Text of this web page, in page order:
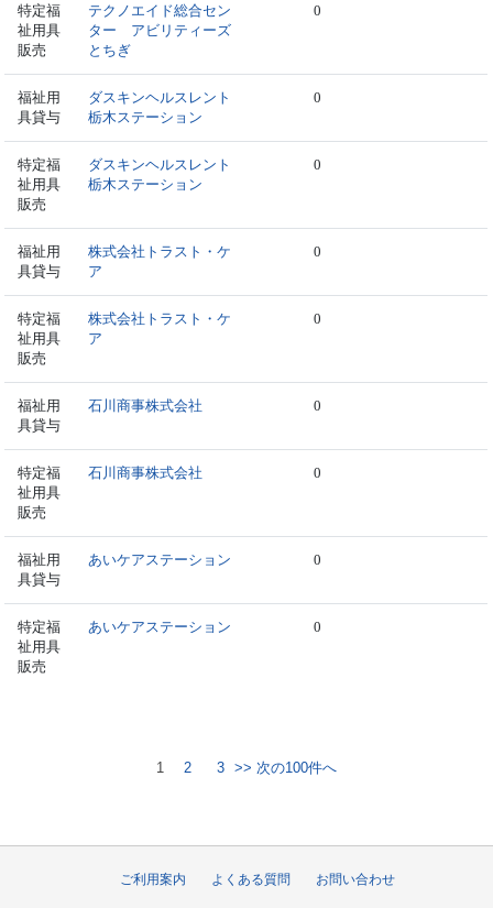
特定福
祉用具
販売
テクノエイド総合セン
ター アビリティーズ
とちぎ
0
福祉用
具貸与
ダスキンヘルスレント
栃木ステーション
0
特定福
祉用具
販売
ダスキンヘルスレント
栃木ステーション
0
福祉用
具貸与
株式会社トラスト・ケ
ア
0
特定福
祉用具
販売
株式会社トラスト・ケ
ア
0
福祉用
具貸与
石川商事株式会社 0
特定福
祉用具
販売
石川商事株式会社 0
福祉用
具貸与
あいケアステーション 0
特定福
祉用具
販売
あいケアステーション 0
1 2 3 >> 次の100件へ
ご利用案内 よくある質問 お問い合わせ